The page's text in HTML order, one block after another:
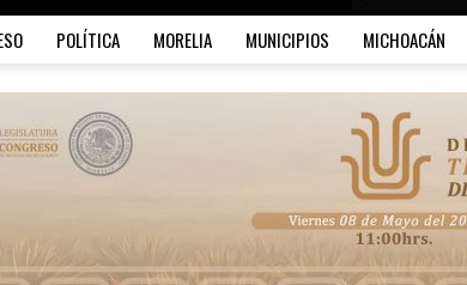
POLÍTICA MORELIA MUNICIPIOS MICHOACÁN